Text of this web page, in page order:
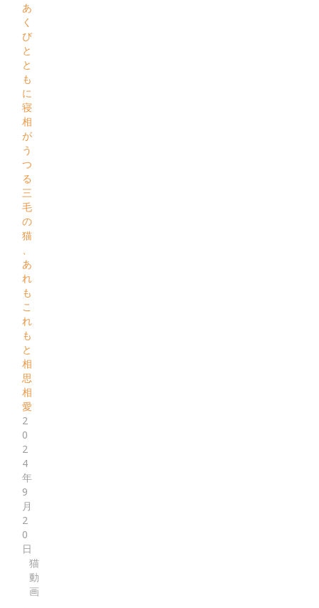
あ
く
び
と
と
も
に
寝
相
が
う
つ
る
三
毛
の
猫
、
あ
れ
も
こ
れ
も
と
相
思
相
愛
2
0
2
4
年
9
月
2
0
日
猫
動
画